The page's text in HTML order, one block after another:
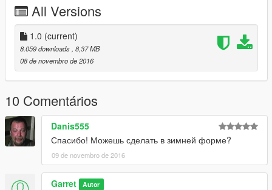
All Versions
1.0 (current)
8.059 downloads , 8,37 MB
08 de novembro de 2016
10 Comentários
Danis555
Спасибо! Можешь сделать в зимней форме?
09 de novembro de 2016
Garret Autor